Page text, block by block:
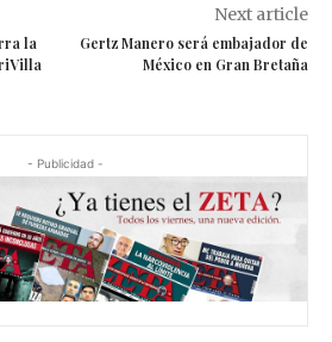
la
Next article
Gertz Manero será embajador de
México en Gran Bretaña
- Publicidad -